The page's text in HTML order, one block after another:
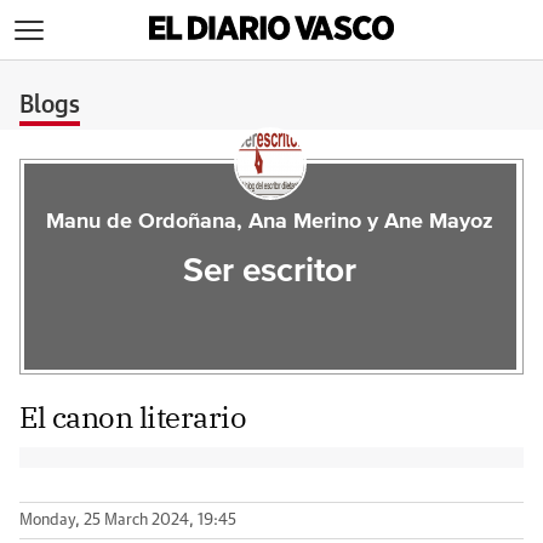
Blogs
Manu de Ordoñana, Ana Merino y Ane Mayoz
Ser escritor
El canon literario
Monday, 25 March 2024, 19:45